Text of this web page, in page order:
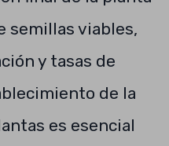
semillas viables,
y tasas de
de la
es esencial